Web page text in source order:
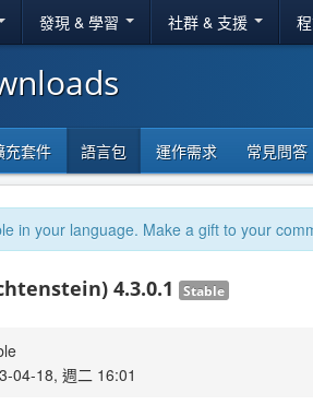
發現 & 學習 社群 & 支援
充套件 語言包 運作需求 常見問答
in your language. Make a gift to your
4.3.0.1 Stable
04-18, 週二 16:01